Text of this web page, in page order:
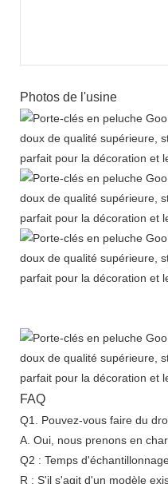
Photos de l'usine
FAQ
Q1. Pouvez-vous faire du
A. Oui, nous prenons en
Q2 : Temps
R : S'il s'agit d'un modèle